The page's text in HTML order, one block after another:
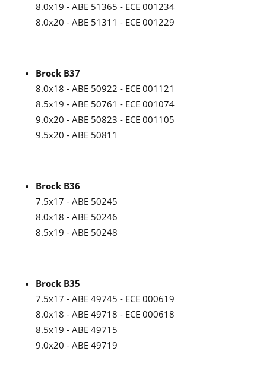
8.0x19 - ABE 51365 - ECE 001234
8.0x20 - ABE 51311 - ECE 001229
Brock B37
8.0x18 - ABE 50922 - ECE 001121
8.5x19 - ABE 50761 - ECE 001074
9.0x20 - ABE 50823 - ECE 001105
9.5x20 - ABE 50811
Brock B36
7.5x17 - ABE 50245
8.0x18 - ABE 50246
8.5x19 - ABE 50248
Brock B35
7.5x17 - ABE 49745 - ECE 000619
8.0x18 - ABE 49718 - ECE 000618
8.5x19 - ABE 49715
9.0x20 - ABE 49719